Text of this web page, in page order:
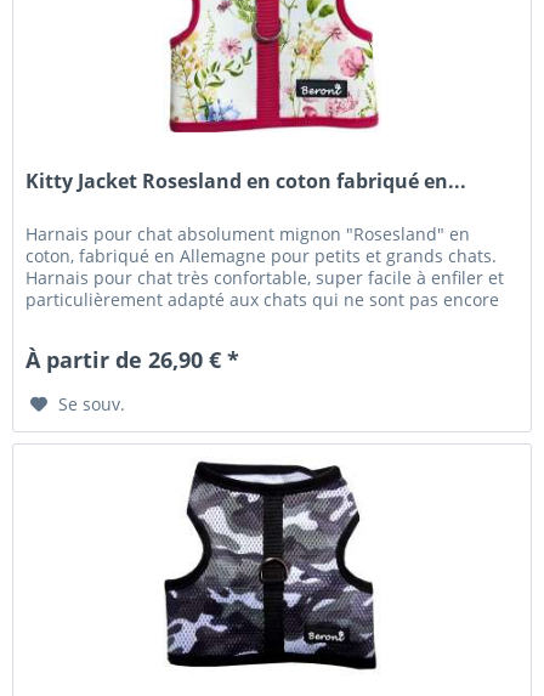
Kitty Jacket Rosesland en coton fabriqué en...
Harnais pour chat absolument mignon "Rosesland" en
coton, fabriqué en Allemagne pour petits et grands chats.
Harnais pour chat très confortable, super facile à enfiler et
particulièrement adapté aux chats qui ne sont pas encore
À partir de 26,90 € *
Se souv.